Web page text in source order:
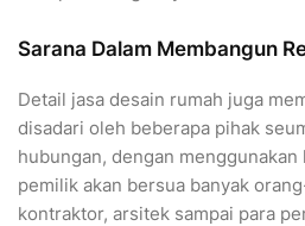
Sarana Dalam Membangun
Detail jasa desain rumah juga
disadari oleh beberapa pihak
hubungan, dengan menggunakan
pemilik akan bersua banyak
kontraktor, arsitek sampai para